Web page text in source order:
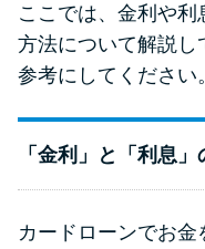
ここでは、金利や
方法について解説
参考にしてください。
「金利」と「利息」
カードローンでお